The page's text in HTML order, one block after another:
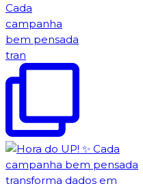
Cada
campanha
bem pensada
tran